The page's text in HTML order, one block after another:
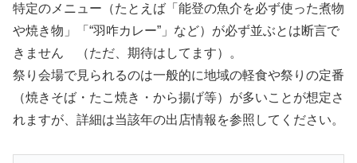
特定のメニュー（たとえば「能登の魚介を必ず使った煮物
や焼き物」「“羽咋カレー”」など）が必ず並ぶとは断言で
きません （ただ、期待はしてます）。
祭り会場で見られるのは一般的に地域の軽食や祭りの定番
（焼きそば・たこ焼き・から揚げ等）が多いことが想定さ
れますが、詳細は当該年の出店情報を参照してください。